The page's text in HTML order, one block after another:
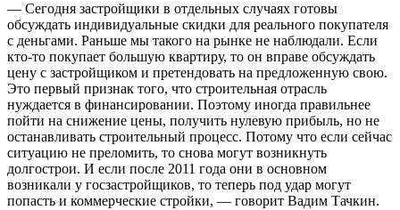
— Сегодня застройщики в отдельных случаях готовы
обсуждать индивидуальные скидки для реального покупателя
с деньгами. Раньше мы такого на рынке не наблюдали. Если
кто-то покупает большую квартиру, то он вправе обсуждать
цену с застройщиком и претендовать на предложенную свою.
Это первый признак того, что строительная отрасль
нуждается в финансировании. Поэтому иногда правильнее
пойти на снижение цены, получить нулевую прибыль, но не
останавливать строительный процесс. Потому что если сейчас
ситуацию не преломить, то снова могут возникнуть
долгострои. И если после 2011 года они в основном
возникали у госзастройщиков, то теперь под удар могут
попасть и коммерческие стройки, — говорит Вадим Тачкин.